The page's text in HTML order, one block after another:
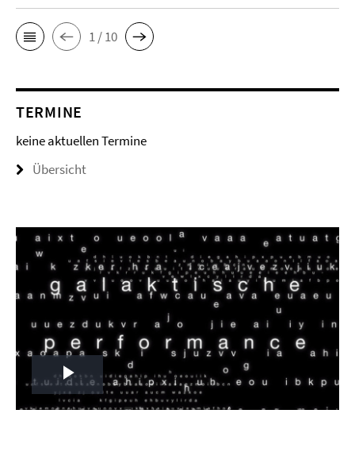
1 / 10
TERMINE
keine aktuellen Termine
Übersicht
Play